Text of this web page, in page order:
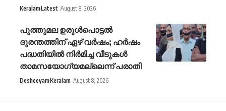
KeralamLatest August 8, 2026
പുത്തുമല ഉരുള്‍പൊട്ടല്‍
ദുരന്തത്തിന് ഏഴ് വര്‍ഷം; ഹര്‍ഷം
പദ്ധതിയില്‍ നിര്‍മിച്ച വീടുകള്‍
താമസയോഗ്യമല്ലെന്ന് പരാതി
DesheeyamKeralam August 8, 2026